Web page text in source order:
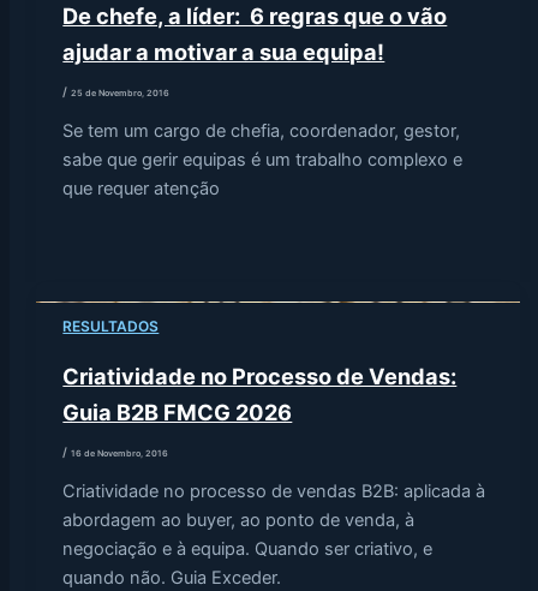
De chefe, a líder: 6 regras que o vão
ajudar a motivar a sua equipa!
/25 de Novembro, 2016
Se tem um cargo de chefia, coordenador, gestor,
sabe que gerir equipas é um trabalho complexo e
que requer atenção
RESULTADOS
Criatividade no Processo de Vendas:
Guia B2B FMCG 2026
/16 de Novembro, 2016
Criatividade no processo de vendas B2B: aplicada à
abordagem ao buyer, ao ponto de venda, à
negociação e à equipa. Quando ser criativo, e
quando não. Guia Exceder.